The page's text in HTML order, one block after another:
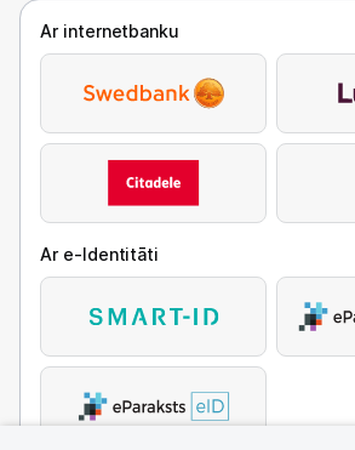
Ar internetbanku
Ar e-Identitāti